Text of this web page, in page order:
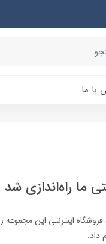
با ما
ما راه‌اندازی شد
فروشگاه اینترنتی این
داد.